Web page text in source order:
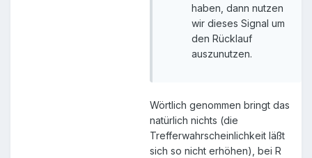
haben, dann nutzen
wir dieses Signal um
den Rücklauf
auszunutzen.
Wörtlich genommen bringt das
natürlich nichts (die
Trefferwahrscheinlichkeit läßt
sich so nicht erhöhen), bei R